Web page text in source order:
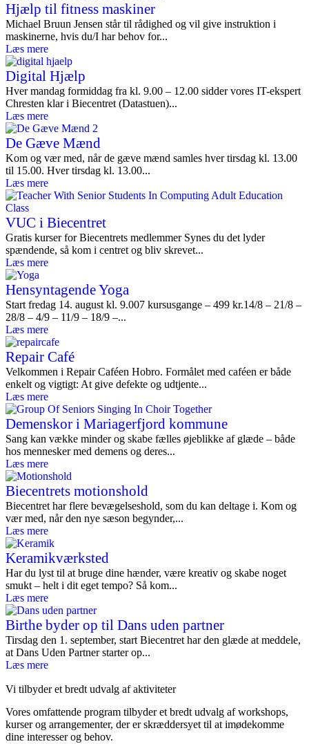
Hjælp til fitness maskiner
Michael Bruun Jensen står til rådighed og vil give instruktion i
maskinerne, hvis du/I har behov for...
Læs mere
Digital Hjælp
Hver mandag formiddag fra kl. 9.00 – 12.00 sidder vores IT-ekspert
Chresten klar i Biecentret (Datastuen)...
Læs mere
De Gæve Mænd
Kom og vær med, når de gæve mænd samles hver tirsdag kl. 13.00
til 15.00. Hver tirsdag kl. 13.00...
Læs mere
VUC i Biecentret
Gratis kurser for Biecentrets medlemmer Synes du det lyder
spændende, så kom i centret og bliv skrevet...
Læs mere
Hensyntagende Yoga
Start fredag 14. august kl. 9.007 kursusgange – 499 kr.14/8 – 21/8 –
28/8 – 4/9 – 11/9 – 18/9 –...
Læs mere
Repair Café
Velkommen i Repair Caféen Hobro. Formålet med caféen er både
enkelt og vigtigt: At give defekte og udtjente...
Læs mere
Demenskor i Mariagerfjord kommune
Sang kan vække minder og skabe fælles øjeblikke af glæde – både
hos mennesker med demens og deres...
Læs mere
Biecentrets motionshold
Biecentret har flere bevægelseshold, som du kan deltage i. Kom og
vær med, når den nye sæson begynder,...
Læs mere
Keramikværksted
Har du lyst til at bruge dine hænder, være kreativ og skabe noget
smukt – helt i dit eget tempo? Så kom...
Læs mere
Birthe byder op til Dans uden partner
Tirsdag den 1. september, start Biecentret har den glæde at meddele,
at Dans Uden Partner starter op...
Læs mere
Vi tilbyder et bredt udvalg af aktiviteter
Vores omfattende program tilbyder et bredt udvalg af workshops,
kurser og arrangementer, der er skræddersyet til at imødekomme
dine interesser og behov.